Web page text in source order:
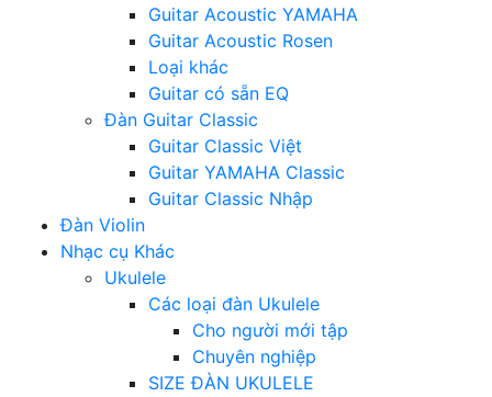
Guitar Acoustic YAMAHA
Guitar Acoustic Rosen
Loại khác
Guitar có sẵn EQ
Đàn Guitar Classic
Guitar Classic Việt
Guitar YAMAHA Classic
Guitar Classic Nhập
Đàn Violin
Nhạc cụ Khác
Ukulele
Các loại đàn Ukulele
Cho người mới tập
Chuyên nghiệp
SIZE ĐÀN UKULELE